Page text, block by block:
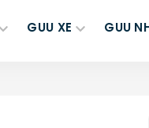
GUU XE GUU